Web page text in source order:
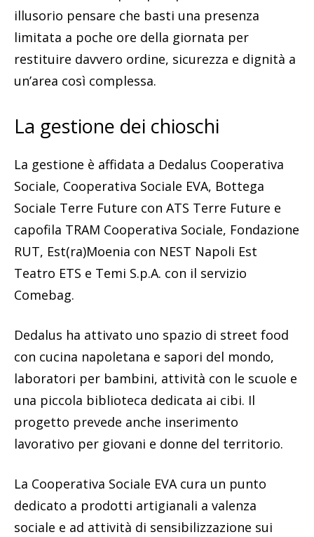
illusorio pensare che basti una presenza
limitata a poche ore della giornata per
restituire davvero ordine, sicurezza e dignità a
un’area così complessa.
La gestione dei chioschi
La gestione è affidata a Dedalus Cooperativa
Sociale, Cooperativa Sociale EVA, Bottega
Sociale Terre Future con ATS Terre Future e
capofila TRAM Cooperativa Sociale, Fondazione
RUT, Est(ra)Moenia con NEST Napoli Est
Teatro ETS e Temi S.p.A. con il servizio
Comebag.
Dedalus ha attivato uno spazio di street food
con cucina napoletana e sapori del mondo,
laboratori per bambini, attività con le scuole e
una piccola biblioteca dedicata ai cibi. Il
progetto prevede anche inserimento
lavorativo per giovani e donne del territorio.
La Cooperativa Sociale EVA cura un punto
dedicato a prodotti artigianali a valenza
sociale e ad attività di sensibilizzazione sui